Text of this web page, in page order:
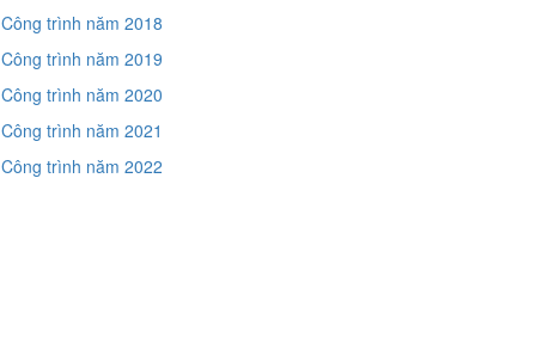
Công trình năm 2018
Công trình năm 2019
Công trình năm 2020
Công trình năm 2021
Công trình năm 2022